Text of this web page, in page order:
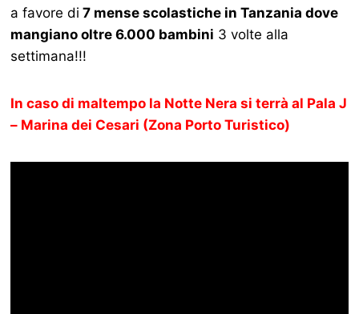
a favore di 7 mense scolastiche in Tanzania dove
mangiano oltre 6.000 bambini 3 volte alla
settimana!!!
In caso di maltempo la Notte Nera si terrà al Pala J
– Marina dei Cesari (Zona Porto Turistico)